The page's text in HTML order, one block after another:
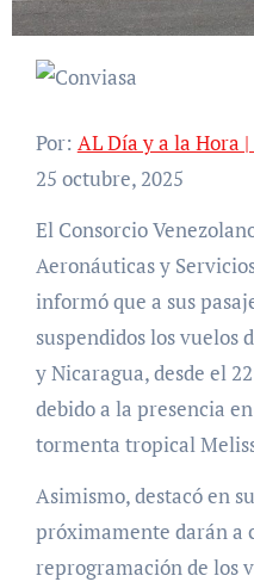
Por: AL Día y a la Hora
25 octubre, 2025
El Consorcio Venezolano de Industrias
Aeronáuticas y
informó que a sus
suspendidos los vuelos
y Nicaragua, desde el
debido a la presencia
tormenta tropical
Asimismo, destacó en
próximamente darán a
reprogramación de los